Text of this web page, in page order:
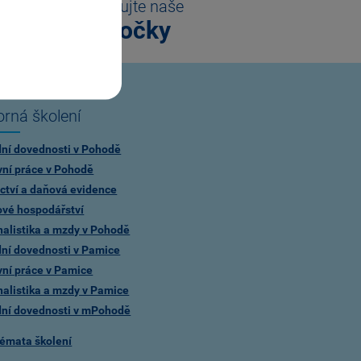
Kontaktujte naše
pobočky
školení
dovednosti v Pohodě
práce v Pohodě
a daňová evidence
hospodářství
a mzdy v Pohodě
dovednosti v Pamice
práce v Pamice
a mzdy v Pamice
dovednosti v mPohodě
školení